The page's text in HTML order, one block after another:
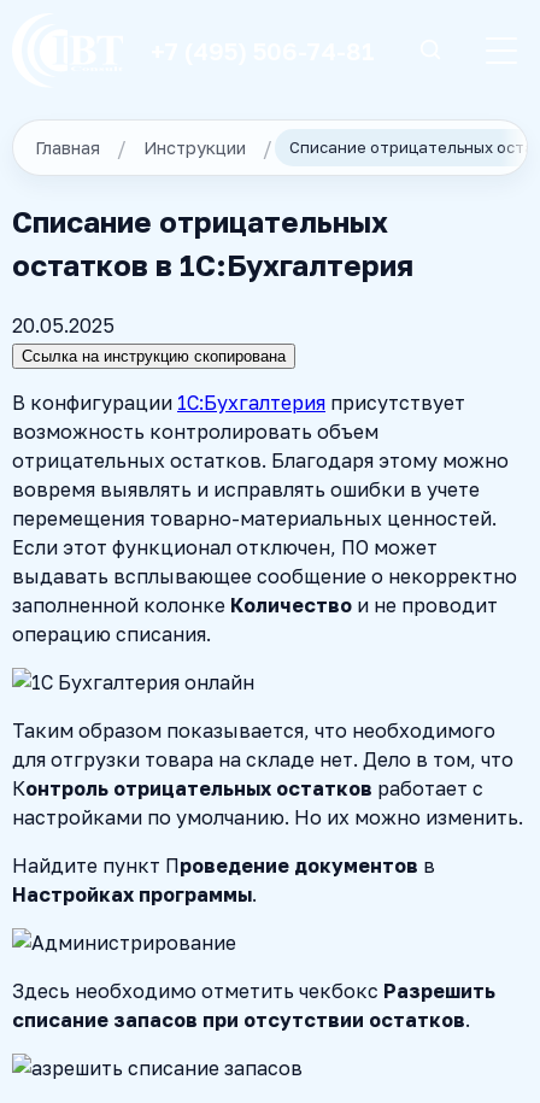
Главная Инструкции Списание отрицательных
Списание отрицательных
остатков в 1С:Бухгалтерия
20.05.2025
Ссылка на инструкцию скопирована
В конфигурации 1С:Бухгалтерия присутствует
возможность контролировать объем
отрицательных остатков. Благодаря этому можно
вовремя выявлять и исправлять ошибки в учете
перемещения товарно-материальных ценностей.
Если этот функционал отключен, ПО может
выдавать всплывающее сообщение о некорректно
заполненной колонке Количество и не проводит
операцию списания.
Таким образом показывается, что необходимого
для отгрузки товара на складе нет. Дело в том, что
Контроль отрицательных остатков работает с
настройками по умолчанию. Но их можно изменить.
Найдите пункт Проведение документов в
Настройках программы.
Здесь необходимо отметить чекбокс Разрешить
списание запасов при отсутствии остатков.